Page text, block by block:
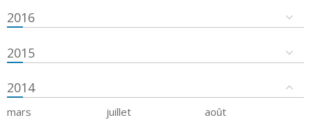
2016
2015
2014
mars juillet
août